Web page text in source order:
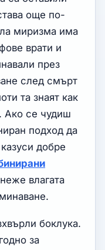
още по-
миризма има
врати и
през
след смърт
та знаят как
Ако се чудиш
подход да
добре
влагата
боклука.
за